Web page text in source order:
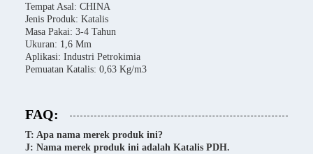
Tempat Asal: CHINA
Jenis Produk: Katalis
Masa Pakai: 3-4 Tahun
Ukuran: 1,6 Mm
Aplikasi: Industri Petrokimia
Pemuatan Katalis: 0,63 Kg/m3
FAQ:
T: Apa nama merek produk ini?
J: Nama merek produk ini adalah Katalis PDH.